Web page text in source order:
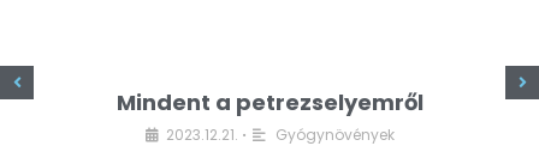
Mindent a petrezselyemről
2023.12.21. • Gyógynövények